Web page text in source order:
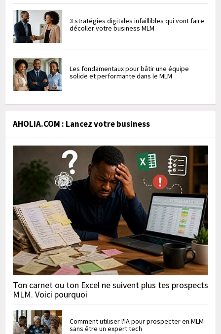
3 stratégies digitales infaillibles qui vont faire
décoller votre business MLM
Les fondamentaux pour bâtir une équipe
solide et performante dans le MLM
AHOLIA.COM : Lancez votre business
Ton carnet ou ton Excel ne suivent plus tes prospects
MLM. Voici pourquoi
Comment utiliser l'IA pour prospecter en MLM
sans être un expert tech